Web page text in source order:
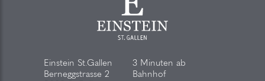
Einstein St.Gallen
Berneggstrasse 2
3 Minuten ab
Bahnhof